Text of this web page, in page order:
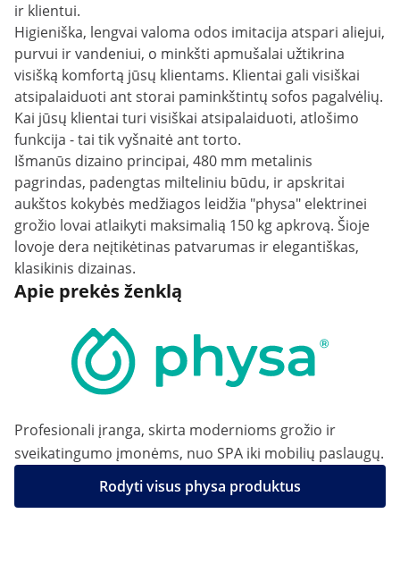
ir klientui.
Higieniška, lengvai valoma odos imitacija atspari aliejui,
purvui ir vandeniui, o minkšti apmušalai užtikrina
visišką komfortą jūsų klientams. Klientai gali visiškai
atsipalaiduoti ant storai paminkštintų sofos pagalvėlių.
Kai jūsų klientai turi visiškai atsipalaiduoti, atlošimo
funkcija - tai tik vyšnaitė ant torto.
Išmanūs dizaino principai, 480 mm metalinis
pagrindas, padengtas milteliniu būdu, ir apskritai
aukštos kokybės medžiagos leidžia "physa" elektrinei
grožio lovai atlaikyti maksimalią 150 kg apkrovą. Šioje
lovoje dera neįtikėtinas patvarumas ir elegantiškas,
klasikinis dizainas.
Apie prekės ženklą
Profesionali įranga, skirta modernioms grožio ir
sveikatingumo įmonėms, nuo SPA iki mobilių paslaugų.
Rodyti visus physa produktus